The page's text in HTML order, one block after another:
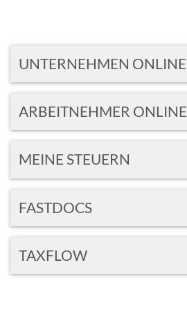
UNTERNEHMEN ONLINE
ARBEITNEHMER ONLINE
MEINE STEUERN
FASTDOCS
TAXFLOW